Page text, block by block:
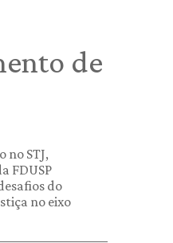
de
no STJ,
FDUSP
do
no eixo